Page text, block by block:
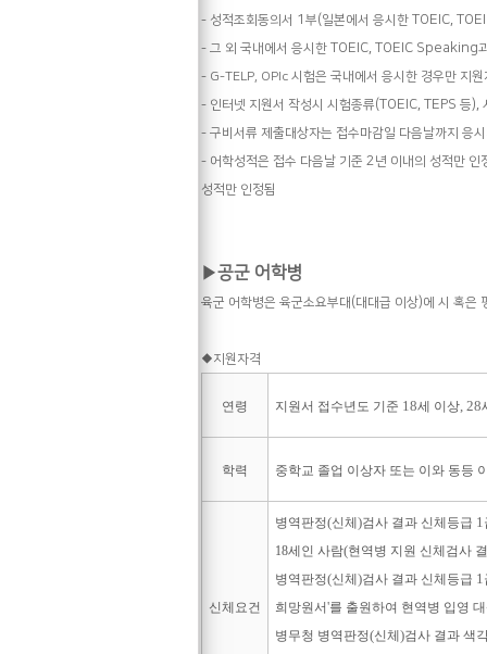
- 성적조회동의서 1 부(일본에서 응시한 TOEIC,
- 그 외 국내에서 응시한 TOEIC, TOEIC Speaking
- G-TELP, OPIc 시험은 국내에서 응시한 경우만 지
- 인터넷 지원서 작성시 시험종류(TOEIC, TEPS 등),
- 구비서류 제출대상자는 접수마감일 다음날까지 응
- 어학성적은 접수 다음날 기준 2년 이내의 성적만 인
성적만 인정됨
▶공군 어학병
육군 어학병은 육군소요부대 (대대급 이상)에 시 혹은
◆지원자격
연령 지원서 접수년도 기준 18세 이상, 28
학력 중학교 졸업 이상자 또는 이와 동등
신체요건
병역판정(신체 )검사 결과 신체등급 1
18세인 사람(현역병 지원 신체검사
병역판정(신체 )검사 결과 신체등급 1
희망원서'를 출원하여 현역병 입영
병무청 병역판정(신체 )검사 결과 색